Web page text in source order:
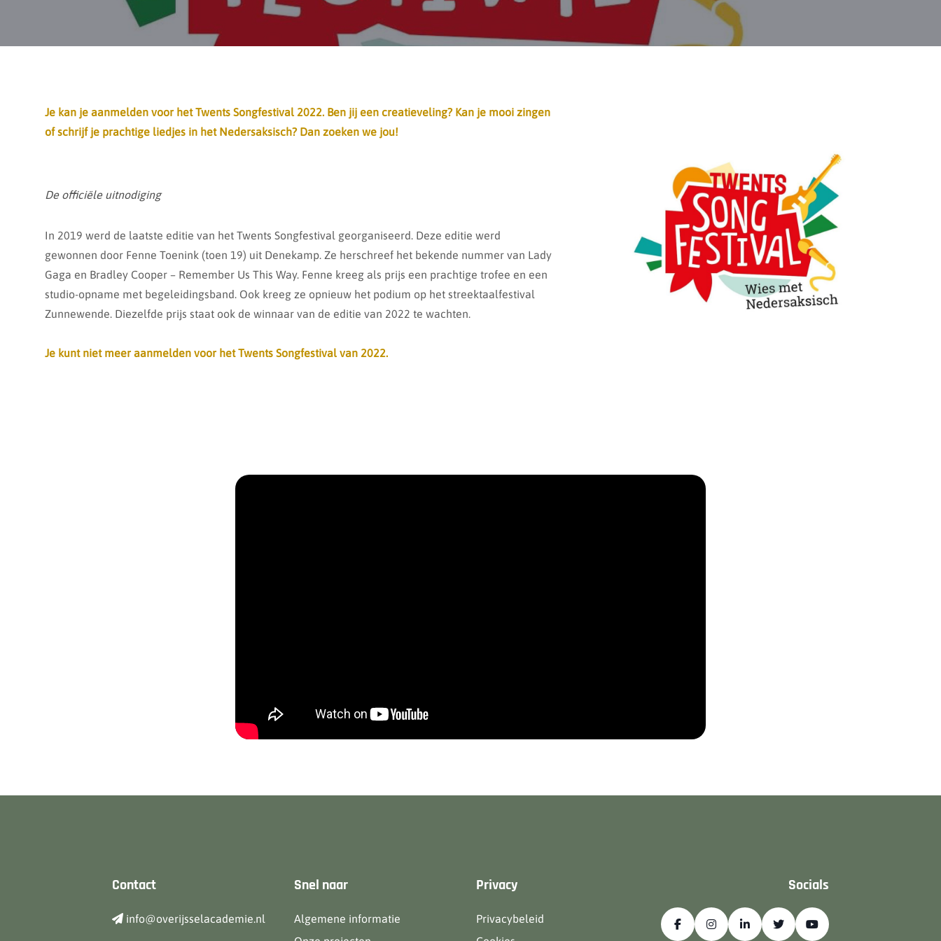
Je kan je aanmelden voor het Twents Songfestival 2022. Ben jij een creatieveling? Kan je mooi zingen
of schrijf je prachtige liedjes in het Nedersaksisch? Dan zoeken we jou!
De officiële uitnodiging
In 2019 werd de laatste editie van het Twents Songfestival georganiseerd. Deze editie werd
gewonnen door Fenne Toenink (toen 19) uit Denekamp. Ze herschreef het bekende nummer van Lady
Gaga en Bradley Cooper – Remember Us This Way. Fenne kreeg als prijs een prachtige trofee en een
studio-opname met begeleidingsband. Ook kreeg ze opnieuw het podium op het streektaalfestival
Zunnewende. Diezelfde prijs staat ook de winnaar van de editie van 2022 te wachten.
Je kunt niet meer aanmelden voor het Twents Songfestival van 2022.
Contact
info@overijsselacademie.nl
Snel naar
Algemene informatie
Privacy
Privacybeleid
Socials